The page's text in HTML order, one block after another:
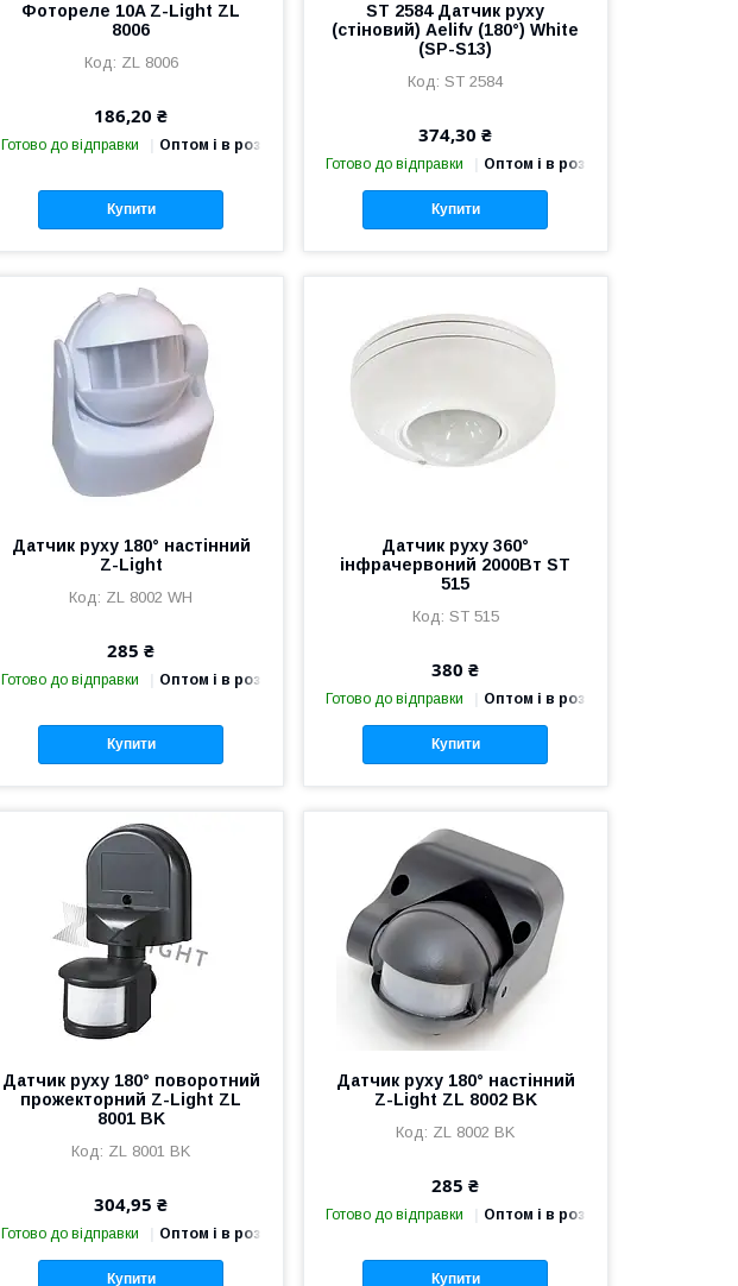
Фотореле 10A Z-Light ZL
8006
ZL 8006
186,20 ₴
Готово до відправки Оптом і в роздріб
Купити
ST 2584 Датчик руху
(стіновий) Aelifv (180°) White
(SP-S13)
ST 2584
374,30 ₴
Готово до відправки Оптом і в роздріб
Купити
Датчик руху 180° настінний
Z-Light
ZL 8002 WH
285 ₴
Готово до відправки Оптом і в роздріб
Купити
Датчик руху 360°
інфрачервоний 2000Вт ST
515
ST 515
380 ₴
Готово до відправки Оптом і в роздріб
Купити
Датчик руху 180° поворотний
прожекторний Z-Light ZL
8001 BK
ZL 8001 BK
304,95 ₴
Готово до відправки Оптом і в роздріб
Купити
Датчик руху 180° настінний
Z-Light ZL 8002 BK
ZL 8002 BK
285 ₴
Готово до відправки Оптом і в роздріб
Купити